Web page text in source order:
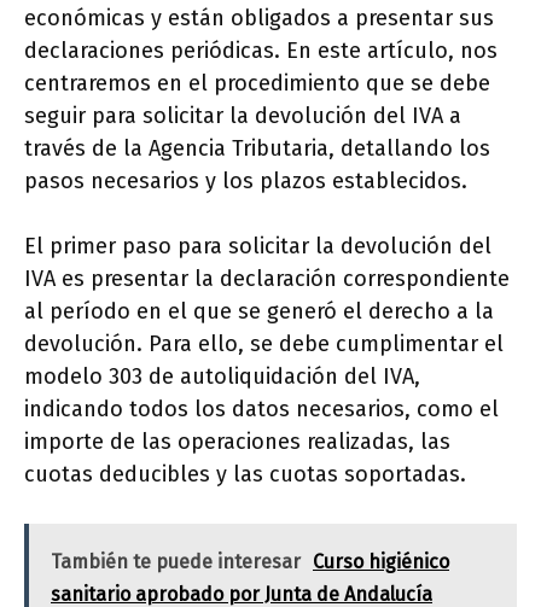
económicas y están obligados a presentar sus
declaraciones periódicas. En este artículo, nos
centraremos en el procedimiento que se debe
seguir para solicitar la devolución del IVA a
través de la Agencia Tributaria, detallando los
pasos necesarios y los plazos establecidos.
El primer paso para solicitar la devolución del
IVA es presentar la declaración correspondiente
al período en el que se generó el derecho a la
devolución. Para ello, se debe cumplimentar el
modelo 303 de autoliquidación del IVA,
indicando todos los datos necesarios, como el
importe de las operaciones realizadas, las
cuotas deducibles y las cuotas soportadas.
También te puede interesar Curso higiénico
sanitario aprobado por Junta de Andalucía